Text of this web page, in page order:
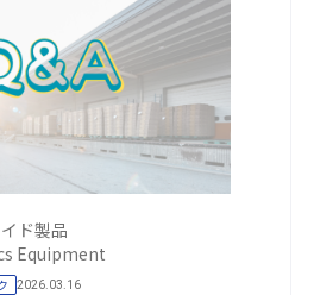
ド製品
Equipment
2026.03.16